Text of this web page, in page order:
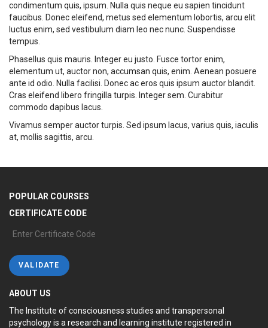
condimentum quis, ipsum. Nulla quis neque eu sapien tincidunt
faucibus. Donec eleifend, metus sed elementum lobortis, arcu elit
luctus enim, sed vestibulum diam leo nec nunc. Suspendisse
tempus.
Phasellus quis mauris. Integer eu justo. Fusce tortor enim,
elementum ut, auctor non, accumsan quis, enim. Aenean posuere
ante id odio. Nulla facilisi. Donec ac eros quis ipsum auctor blandit.
Cras eleifend libero fringilla turpis. Integer sem. Curabitur
commodo dapibus lacus.
Vivamus semper auctor turpis. Sed ipsum lacus, varius quis, iaculis
at, mollis sagittis, arcu.
POPULAR COURSES
CERTIFICATE CODE
ABOUT US
The Institute of consciousness studies and transpersonal
psychology is a research and learning institute registered in